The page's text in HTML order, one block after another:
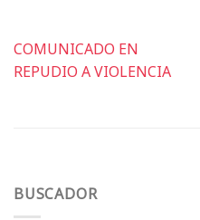
BUSCADOR
COMUNICADO EN
REPUDIO A VIOLENCIA